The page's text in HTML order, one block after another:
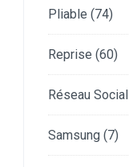
Pliable (74)
Reprise (60)
Réseau Social
Samsung (7)